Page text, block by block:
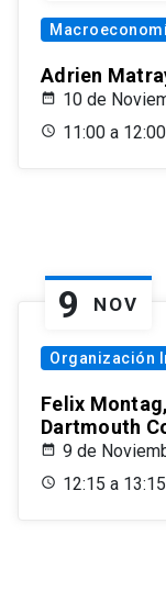
Adrien
10 de
11:00 a 12:00
9 NOV
Organización
Felix
Dartmouth
9 de
12:15 a 13:15